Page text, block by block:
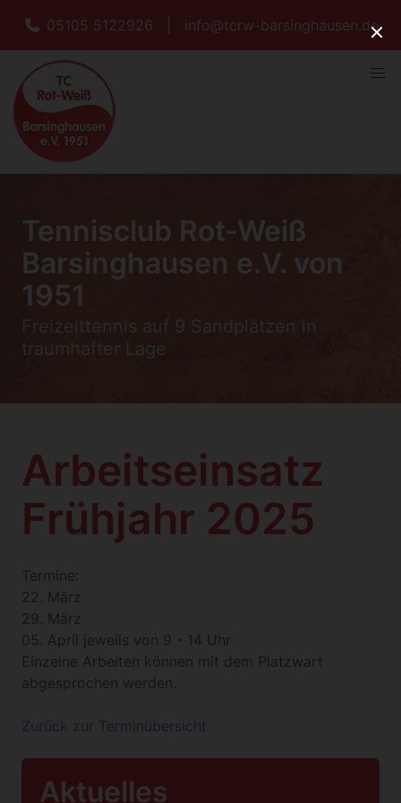
05105 5122926 info@tcrw-barsinghausen.de
Tennisclub Rot-Weiß
Barsinghausen e.V. von
1951
Freizeittennis auf 9 Sandplätzen in
traumhafter Lage
Arbeitseinsatz
Frühjahr 2025
Termine:
22. März
29. März
05. April jeweils von 9 - 14 Uhr
Einzelne Arbeiten können mit dem Platzwart
abgesprochen werden.
Zurück zur Terminübersicht
Aktuelles